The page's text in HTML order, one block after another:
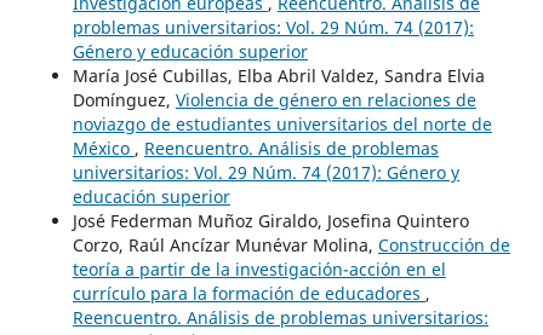
problemas universitarios: Vol. 29 Núm. 74 (2017):
Género y educación superior
María José Cubillas, Elba Abril Valdez, Sandra Elvia
Domínguez, Violencia de género en relaciones de
noviazgo de estudiantes universitarios del norte de
México , Reencuentro. Análisis de problemas
universitarios: Vol. 29 Núm. 74 (2017): Género y
educación superior
José Federman Muñoz Giraldo, Josefina Quintero
Corzo, Raúl Ancízar Munévar Molina, Construcción de
teoría a partir de la investigación-acción en el
currículo para la formación de educadores ,
Reencuentro. Análisis de problemas universitarios: